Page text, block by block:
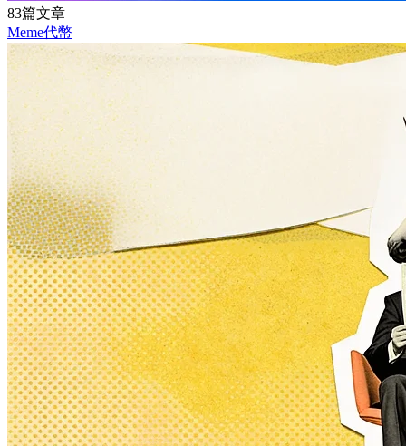
83篇文章
Meme代幣